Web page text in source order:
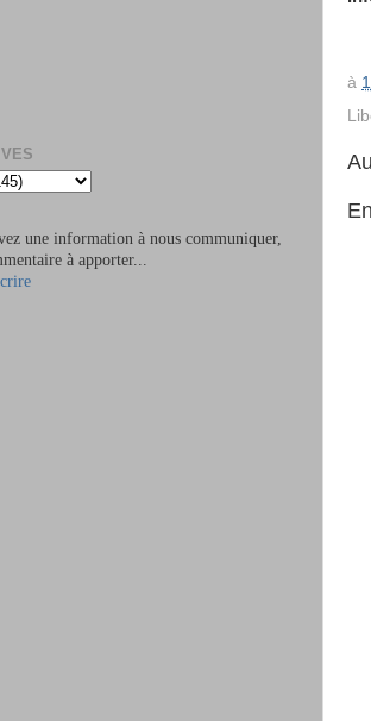
à
une information à nous communiquer,
à apporter...